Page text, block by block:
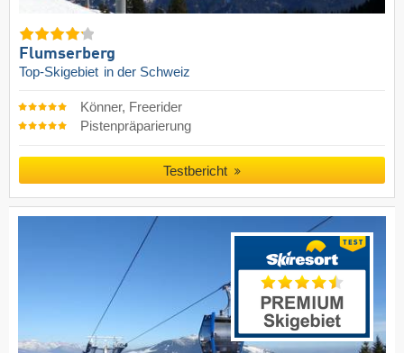
Flumserberg
Top-Skigebiet in der Schweiz
Könner, Freerider
Pistenpräparierung
Testbericht